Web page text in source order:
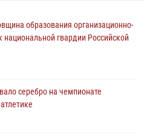
образования организационно-
гвардии Российской
серебро на чемпионате